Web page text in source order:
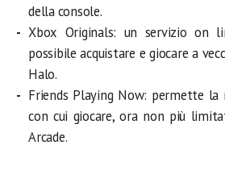
della console.
Xbox Originals: un servizio on
possibile acquistare e giocare a
Halo.
Friends Playing Now: permette la
con cui giocare, ora non più
Arcade.